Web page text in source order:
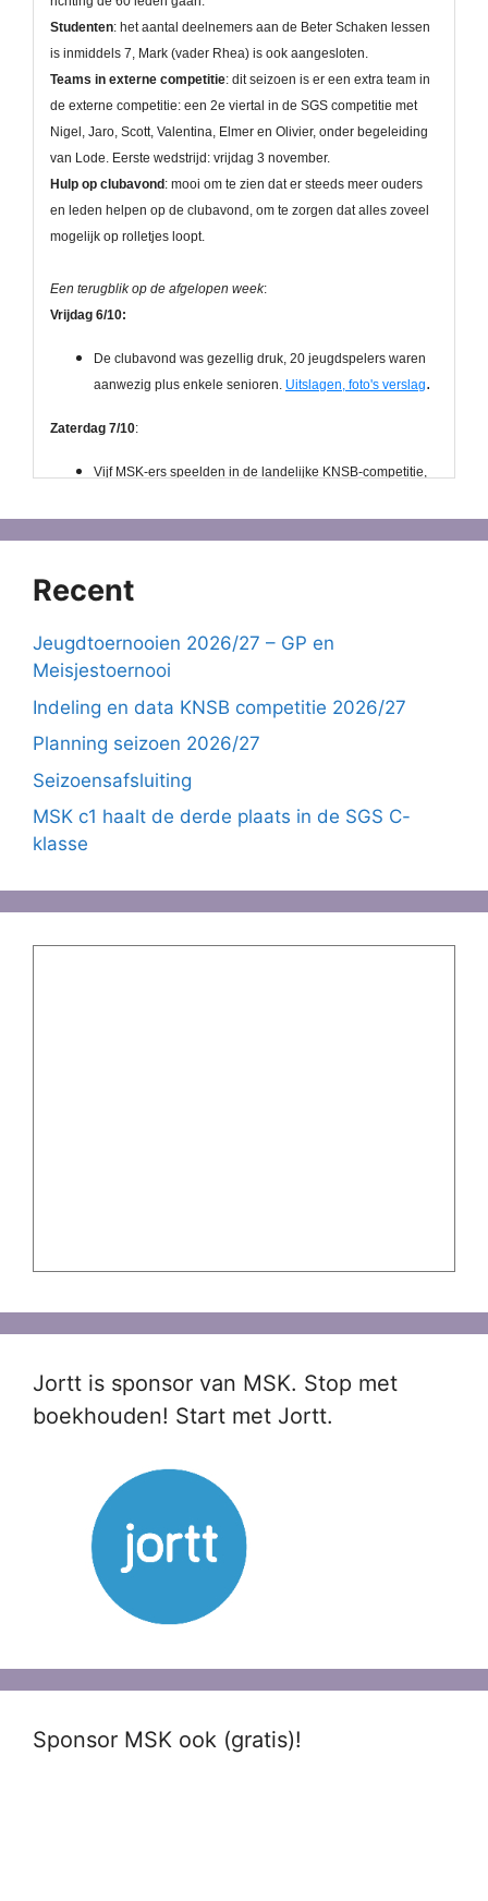
Recent
Jeugdtoernooien 2026/27 – GP en
Meisjestoernooi
Indeling en data KNSB competitie 2026/27
Planning seizoen 2026/27
Seizoensafsluiting
MSK c1 haalt de derde plaats in de SGS C-
klasse
Jortt is sponsor van MSK. Stop met
boekhouden! Start met Jortt.
Sponsor MSK ook (gratis)!